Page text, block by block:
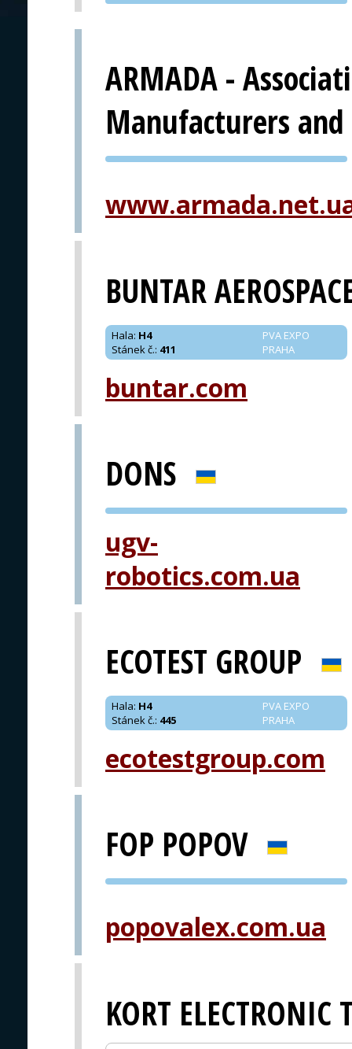
PVA EXPO
ARMADA -
Manufacturers and
PVA EXPO
BUNTAR
PVA EXPO
PRAHA
Hala: H4
Stánek č.: 411
buntar.com
DONS
PVA EXPO
ugv-
robotics.com.ua
ECOTEST GROUP
PVA EXPO
PRAHA
Hala: H4
Stánek č.: 445
ecotestgroup.com
FOP POPOV
PVA EXPO
popovalex.com.ua
KORT ELECTRONIC